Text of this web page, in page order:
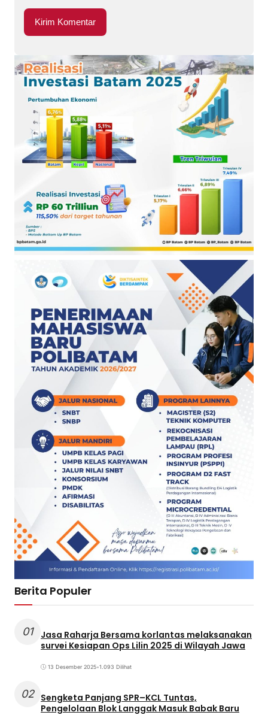
Berita Populer
01
Jasa Raharja Bersama korlantas melaksanakan
survei Kesiapan Ops Lilin 2025 di Wilayah Jawa
13 Desember 2025•1.093 Dilihat
02 Sengketa Panjang SPR–KCL Tuntas,
Pengelolaan Blok Langgak Masuk Babak Baru